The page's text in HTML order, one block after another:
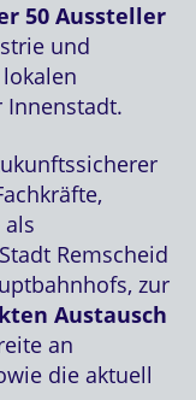
50 Aussteller
und
Remscheid
zur
Austausch
an
die aktuell